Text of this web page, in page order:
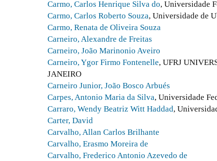
Carmo, Carlos Henrique Silva do, Universidade
Carmo, Carlos Roberto Souza, Universidade de
Carmo, Renata de Oliveira Souza
Carneiro, Alexandre de Freitas
Carneiro, João Marinonio Aveiro
Carneiro, Ygor Firmo Fontenelle, UFRJ
JANEIRO
Carneiro Junior, João Bosco Arbués
Carpes, Antonio Maria da Silva, Universidade
Carraro, Wendy Beatriz Witt Haddad,
Carter, David
Carvalho, Allan Carlos Brilhante
Carvalho, Erasmo Moreira de
Carvalho, Frederico Antonio Azevedo de